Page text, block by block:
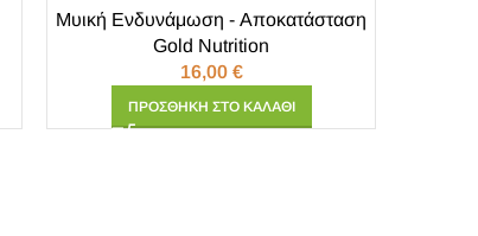
Μυική Ενδυνάμωση - Αποκατάσταση
Gold Nutrition
16,00 €
ΠΡΟΣΘΉΚΗ ΣΤΟ ΚΑΛΆΘΙ